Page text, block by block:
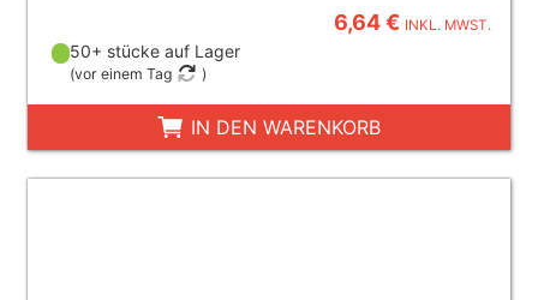
6,64 € INKL. MWST.
50+ stücke auf Lager
(vor einem Tag )
IN DEN WARENKORB